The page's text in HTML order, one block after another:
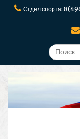
ПерейтиОтдел спорта:
Поиск
по: